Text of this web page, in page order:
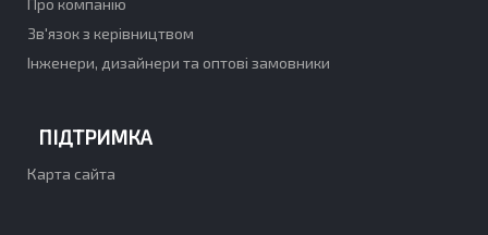
Про компанію
Зв'язок з керівництвом
Інженери, дизайнери та оптові замовники
ПІДТРИМКА
Карта сайта